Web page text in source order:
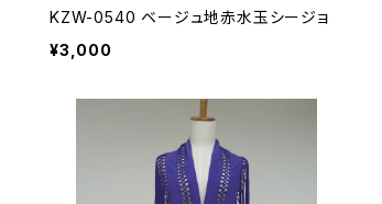
KZW-0540 ベージュ地赤水玉シージョ
¥3,000